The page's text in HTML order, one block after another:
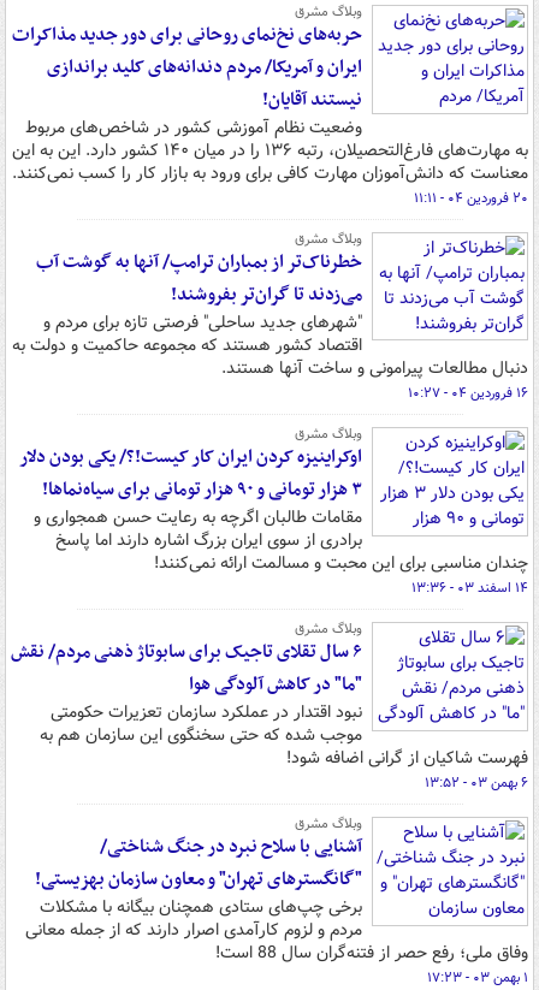
وبلاگ مشرق
حربه‌های نخ‌نمای روحانی برای دور جدید مذاکرات
ایران و آمریکا/ مردم دندانه‌های کلید براندازی
نیستند آقایان!
وضعیت نظام آموزشی کشور در شاخص‌های مربوط
به مهارت‌های فارغ‌التحصیلان، رتبه ۱۳۶ را در میان ۱۴۰ کشور دارد. این به این
معناست که دانش‌آموزان مهارت کافی برای ورود به بازار کار را کسب نمی‌کنند.
۲۰ فروردین ۰۴ - ۱۱:۱۱
وبلاگ مشرق
خطرناک‌تر از بمباران ترامپ/ آنها به گوشت آب
می‌زدند تا گران‌تر بفروشند!
"شهرهای جدید ساحلی" فرصتی تازه برای مردم و
اقتصاد کشور هستند که مجموعه حاکمیت و دولت به
دنبال مطالعات پیرامونی و ساخت آنها هستند.
۱۶ فروردین ۰۴ - ۱۰:۲۷
وبلاگ مشرق
اوکراینیزه کردن ایران کار کیست!؟/ یکی بودن دلار
۳ هزار تومانی و ۹۰ هزار تومانی برای سیاه‌نماها!
مقامات طالبان اگرچه به رعایت حسن همجواری و
برادری از سوی ایران بزرگ اشاره دارند اما پاسخ
چندان مناسبی برای این محبت و مسالمت ارائه نمی‌کنند!
۱۴ اسفند ۰۳ - ۱۳:۳۶
وبلاگ مشرق
۶ سال تقلای تاجیک برای سابوتاژ ذهنی مردم/ نقش
"ما" در کاهش آلودگی هوا
نبود اقتدار در عملکرد سازمان تعزیرات حکومتی
موجب شده که حتی سخنگوی این سازمان هم به
فهرست شاکیان از گرانی اضافه شود!
۶ بهمن ۰۳ - ۱۳:۵۲
وبلاگ مشرق
آشنایی با سلاح نبرد در جنگ شناختی/
"گانگسترهای تهران" و معاون سازمان بهزیستی!
برخی چپ‌های ستادی همچنان بیگانه با مشکلات
مردم و لزوم کارآمدی اصرار دارند که از جمله معانی
وفاق ملی؛ رفع حصر از فتنه‌گران سال 88 است!
۱ بهمن ۰۳ - ۱۷:۲۳